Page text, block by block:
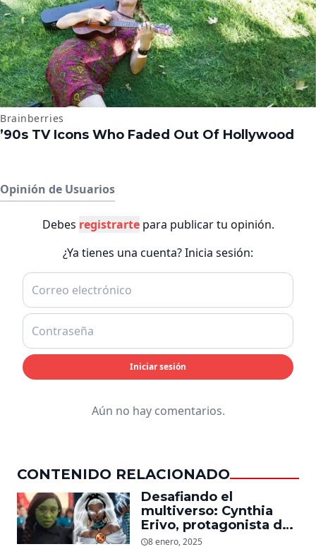
Opinión de Usuarios
Debes registrartepara publicar tu opinión.
¿Ya tienes una cuenta? Inicia sesión:
Iniciar sesión
Aún no hay comentarios.
CONTENIDO RELACIONADO
Desafiando el
multiverso: Cynthia
Erivo, protagonista de
‘Wicked’, quiere ser
8 enero, 2025